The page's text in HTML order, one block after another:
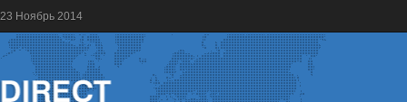
23 Ноябрь 2014